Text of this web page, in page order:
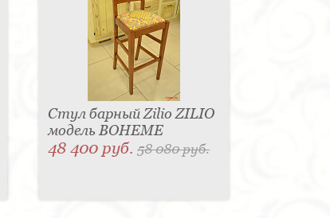
Стул барный Zilio ZILIO
модель BOHEME
48 400 руб.58 080 руб.